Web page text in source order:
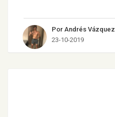
Por Andrés Vázquez
23-10-2019